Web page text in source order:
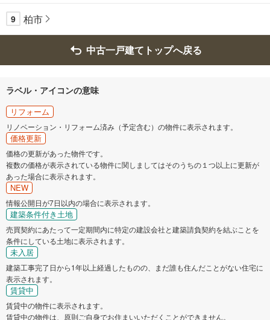
9 柏市
中古一戸建てトップへ戻る
ラベル・アイコンの意味
リフォーム
リノベーション・リフォーム済み（予定含む）の物件に表示されます。
価格更新
価格の更新があった物件です。
複数の価格が表示されている物件に関しましてはそのうちの１つ以上に更新が
あった場合に表示されます。
NEW
情報公開日が7日以内の場合に表示されます。
建築条件付き土地
売買契約にあたって一定期間内に特定の建設会社と建築請負契約を結ぶことを
条件にしている土地に表示されます。
未入居
建築工事完了日から1年以上経過したものの、まだ誰も住んだことがない住宅に
表示されます。
賃貸中
賃貸中の物件に表示されます。
賃貸中の物件は、原則ご自身でお住まいいただくことができません。